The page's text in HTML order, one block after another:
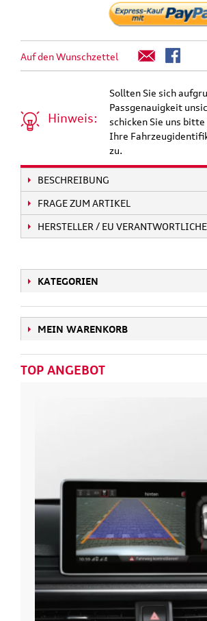
Auf den Wunschzettel
Hinweis:
Sollten Sie sich
Passgenauigkeit
schicken Sie uns
Ihre
zu.
BESCHREIBUNG
FRAGE ZUM ARTIKEL
HERSTELLER / EU
KATEGORIEN
MEIN WARENKORB
TOP ANGEBOT